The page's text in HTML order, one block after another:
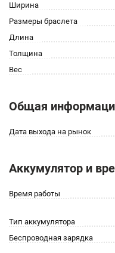
Ширина
Размеры браслета
Длина
Толщина
Вес
Общая
Дата выхода на рынок
Аккумулятор и
Время работы
Тип аккумулятора
Беспроводная зарядка